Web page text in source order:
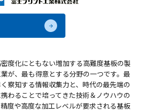
度化にともない増加する高難度基板の製
が、最も得意とする分野の一つです。最
察知する情報収集力と、時代の最先端の
わることで培ってきた技術＆ノウハウの
度や高度な加工レベルが要求される基板